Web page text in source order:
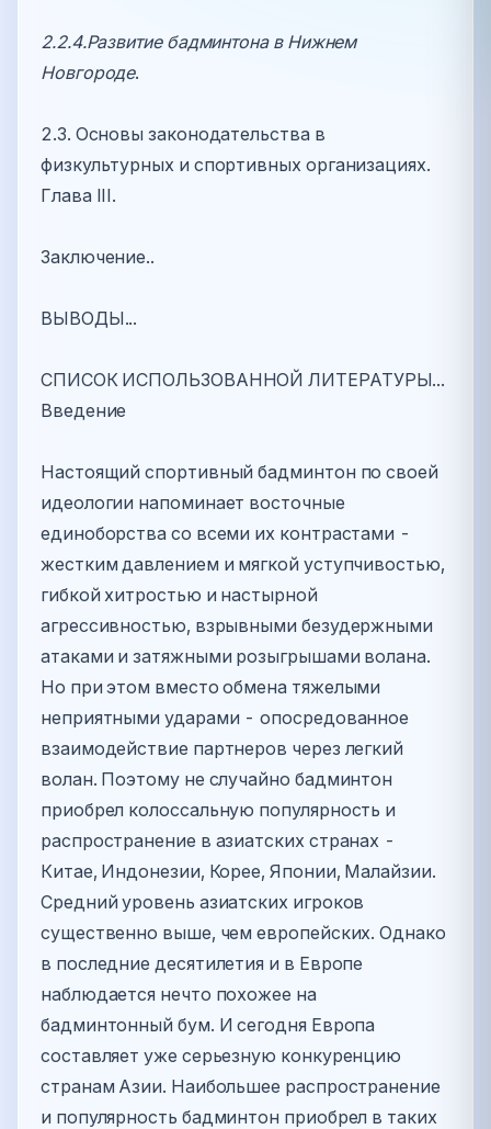
2.2.4.Развитие бадминтона в Нижнем
Новгороде.
2.3. Основы законодательства в
физкультурных и спортивных организациях.
Глава III.
Заключение..
ВЫВОДЫ...
СПИСОК ИСПОЛЬЗОВАННОЙ ЛИТЕРАТУРЫ...
Введение
Настоящий спортивный бадминтон по своей
идеологии напоминает восточные
единоборства со всеми их контрастами -
жестким давлением и мягкой уступчивостью,
гибкой хитростью и настырной
агрессивностью, взрывными безудержными
атаками и затяжными розыгрышами волана.
Но при этом вместо обмена тяжелыми
неприятными ударами - опосредованное
взаимодействие партнеров через легкий
волан. Поэтому не случайно бадминтон
приобрел колоссальную популярность и
распространение в азиатских странах -
Китае, Индонезии, Корее, Японии, Малайзии.
Средний уровень азиатских игроков
существенно выше, чем европейских. Однако
в последние десятилетия и в Европе
наблюдается нечто похожее на
бадминтонный бум. И сегодня Европа
составляет уже серьезную конкуренцию
странам Азии. Наибольшее распространение
и популярность бадминтон приобрел в таких